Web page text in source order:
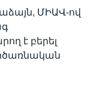
ՄԻԱՎ-ով
է բերել